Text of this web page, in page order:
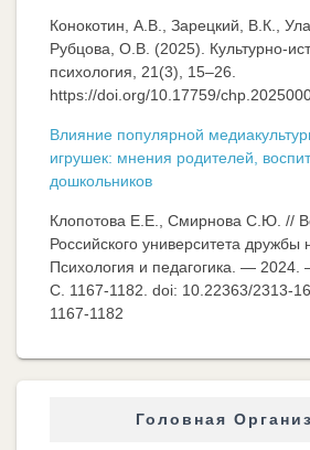
Конокотин, А.В., Зарецкий, В.К.,
Рубцова, О.В. (2025). Культурно-
психология, 21(3), 15–26.
https://doi.org/10.17759/
Влияние популярной
игрушек: мнения родителей,
дошкольников
Клопотова Е.Е., Смирнова С.Ю. //
Российского университета
Психология и педагогика. —
C. 1167-1182. doi: 10.22363/2313-
1167-1182
Головная